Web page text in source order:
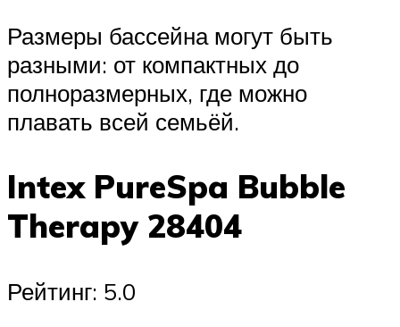
Размеры бассейна могут быть
разными: от компактных до
полноразмерных, где можно
плавать всей семьёй.
Intex PureSpa Bubble
Therapy 28404
Рейтинг: 5.0